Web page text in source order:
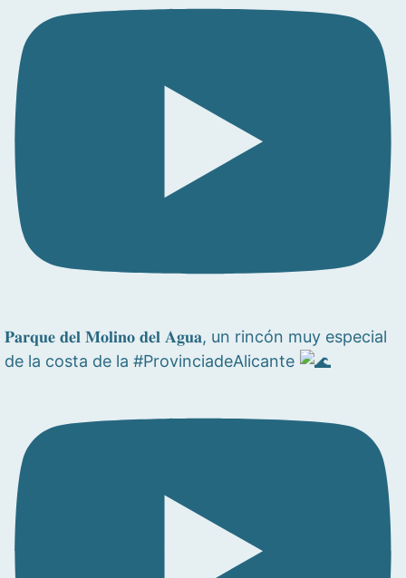
𝐏𝐚𝐫𝐪𝐮𝐞 𝐝𝐞𝐥 𝐌𝐨𝐥𝐢𝐧𝐨 𝐝𝐞𝐥 𝐀𝐠𝐮𝐚, un rincón muy especial
de la costa de la #ProvinciadeAlicante